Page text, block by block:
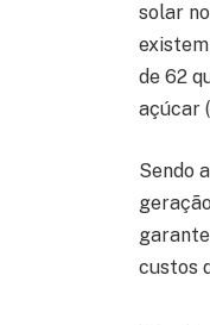
solar
de 62
açúcar
Sendo
custos